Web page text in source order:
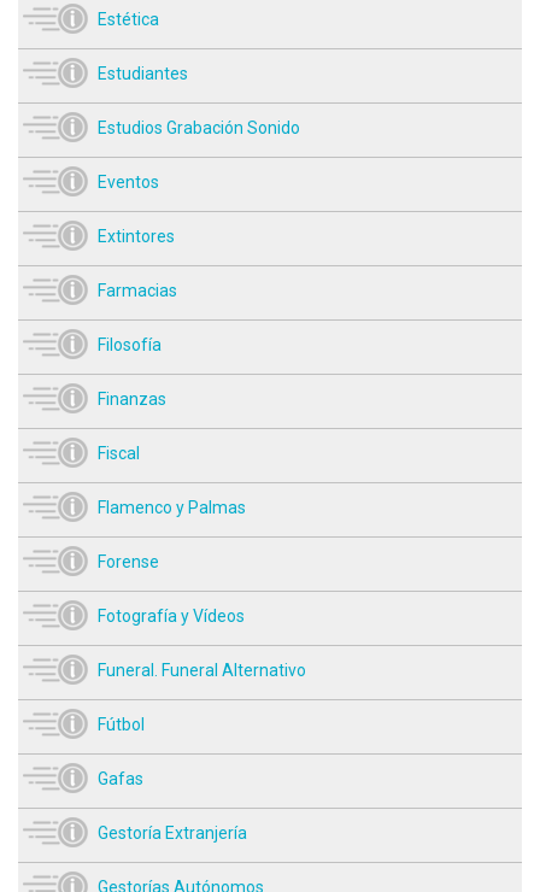
Estética
Estudiantes
Estudios Grabación Sonido
Eventos
Extintores
Farmacias
Filosofía
Finanzas
Fiscal
Flamenco y Palmas
Forense
Fotografía y Vídeos
Funeral. Funeral Alternativo
Fútbol
Gafas
Gestoría Extranjería
Gestorías Autónomos